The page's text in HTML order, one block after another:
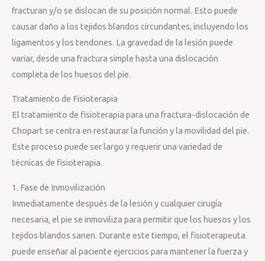
fracturan y/o se dislocan de su posición normal. Esto puede
causar daño a los tejidos blandos circundantes, incluyendo los
ligamentos y los tendones. La gravedad de la lesión puede
variar, desde una fractura simple hasta una dislocación
completa de los huesos del pie.
Tratamiento de Fisioterapia
El tratamiento de fisioterapia para una fractura-dislocación de
Chopart se centra en restaurar la función y la movilidad del pie.
Este proceso puede ser largo y requerir una variedad de
técnicas de fisioterapia.
1. Fase de Inmovilización
Inmediatamente después de la lesión y cualquier cirugía
necesaria, el pie se inmoviliza para permitir que los huesos y los
tejidos blandos sanen. Durante este tiempo, el fisioterapeuta
puede enseñar al paciente ejercicios para mantener la fuerza y